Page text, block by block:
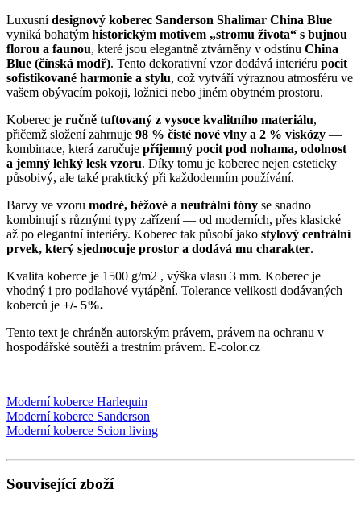
Luxusnídesignový koberec Sanderson Shalimar China Blue
vyniká bohatým historickým motivem „stromu života“ s bujnou
florou a faunou, které jsou elegantně ztvárněny v odstínu China
Blue (čínská modř). Tento dekorativní vzor dodává interiéru pocit
sofistikované harmonie a stylu, což vytváří výraznou atmosféru ve
vašem obývacím pokoji, ložnici nebo jiném obytném prostoru.
Koberec je ručně tuftovaný z vysoce kvalitního materiálu,
přičemž složení zahrnuje 98 % čisté nové vlny a 2 % viskózy —
kombinace, která zaručuje příjemný pocit pod nohama, odolnost
a jemný lehký lesk vzoru. Díky tomu je koberec nejen esteticky
působivý, ale také praktický při každodenním používání.
Barvy ve vzoru modré, béžové a neutrální tóny se snadno
kombinují s různými typy zařízení — od moderních, přes klasické
až po elegantní interiéry. Koberec tak působí jako stylový centrální
prvek, který sjednocuje prostor a dodává mu charakter.
Kvalita koberce je 1500 g/m2 , výška vlasu 3 mm. Koberec je
vhodný i pro podlahové vytápění. Tolerance velikosti dodávaných
koberců je +/- 5%.
Tento text je chráněn autorským právem, právem na ochranu v
hospodářské soutěži a trestním právem. E-color.cz
Moderní koberce Harlequin
Moderní koberce Sanderson
Moderní koberce Scion living
Související zboží